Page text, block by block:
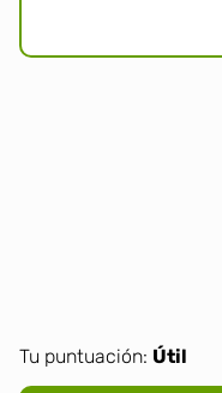
Tu puntuación: Útil